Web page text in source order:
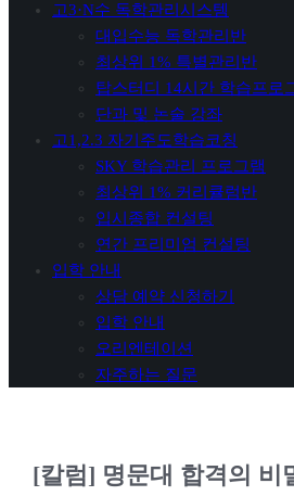
고3·N수 독학관리시스템
대입수능 독학관리반
최상위 1% 특별관리반
탑스터디 14시간 학습프로
단과 및 논술 강좌
고1,2.3 자기주도학습코칭
SKY 학습관리 프로그램
최상위 1% 커리큘럼반
입시종합 컨설팅
연간 프리미엄 컨설팅
입학 안내
상담 예약 신청하기
입학 안내
오리엔테이션
자주하는 질문
[칼럼] 명문대 합격의 비